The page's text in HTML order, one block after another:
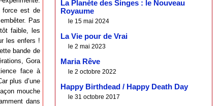
force est de
Pas
faible, les
les enfers !
bande de
Gora
face à
plus d’une
mouche
dans
La Planète des Singes : le Nouveau
Royaume
le 15 mai 2024
La Vie pour de Vrai
le 2 mai 2023
Maria Rêve
le 2 octobre 2022
Happy Birthdead / Happy Death Day
le 31 octobre 2017